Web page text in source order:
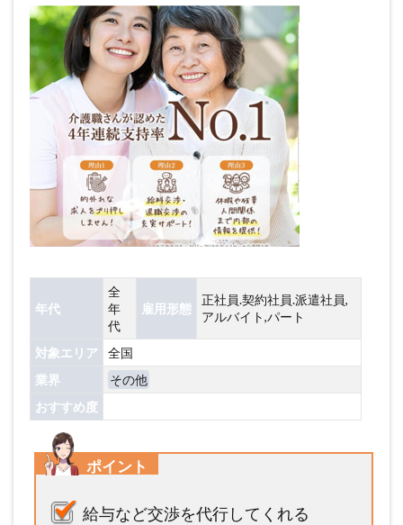
年代
全
年
代
雇用形態
正社員.契約社員.派遣社員,
アルバイト,パート
対象エリア
全国
業界
その他
おすすめ度
ポイント
給与など交渉を代行してくれる